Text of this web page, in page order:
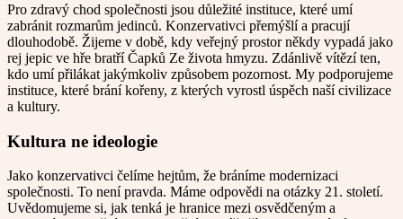
Pro zdravý chod společnosti jsou důležité instituce, které umí
zabránit rozmarům jedinců. Konzervativci přemýšlí a pracují
dlouhodobě. Žijeme v době, kdy veřejný prostor někdy vypadá jako
rej jepic ve hře bratří Čapků Ze života hmyzu. Zdánlivě vítězí ten,
kdo umí přilákat jakýmkoliv způsobem pozornost. My podporujeme
instituce, které brání kořeny, z kterých vyrostl úspěch naší civilizace
a kultury.
Kultura ne ideologie
Jako konzervativci čelíme hejtům, že bráníme modernizaci
společnosti. To není pravda. Máme odpovědi na otázky 21. století.
Uvědomujeme si, jak tenká je hranice mezi osvědčeným a